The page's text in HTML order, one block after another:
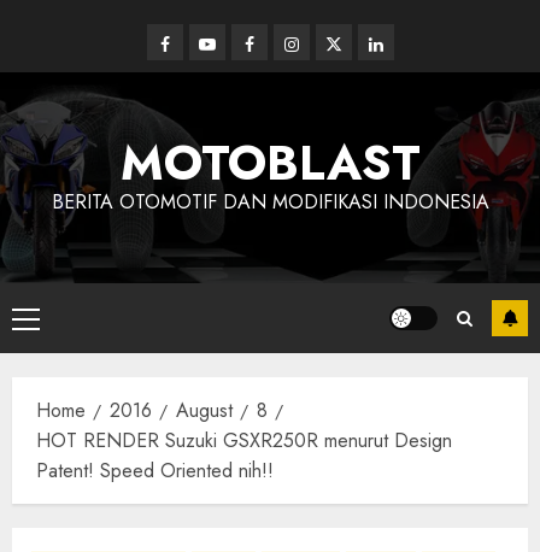
content
Facebook
YoutubeFacebookInstagram
Twitterlinkedin
MOTOBLAST
BERITA OTOMOTIF DAN MODIFIKASI INDONESIA
Primary
Menu
Home 2016 August
8
HOT RENDER Suzuki GSXR250R menurut Design
Patent! Speed Oriented nih!!